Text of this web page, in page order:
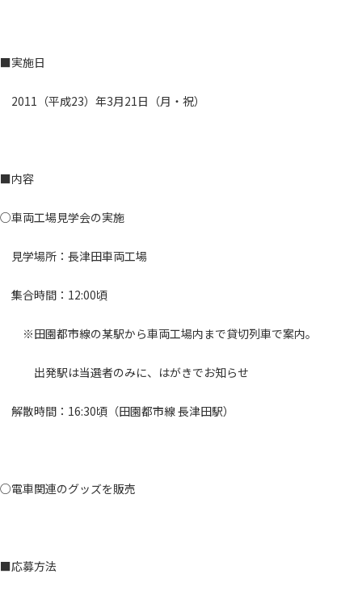
■実施日
2011（平成23）年3月21日（月・祝）
■内容
○車両工場見学会の実施
見学場所：長津田車両工場
集合時間：12:00頃
※田園都市線の某駅から車両工場内まで貸切列車で案内。
出発駅は当選者のみに、はがきでお知らせ
解散時間：16:30頃（田園都市線 長津田駅）
○電車関連のグッズを販売
■応募方法